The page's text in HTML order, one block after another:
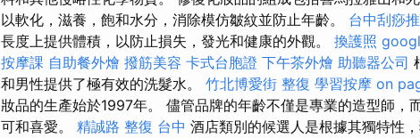
以軟化，滋養，飽和水分，消除模仿皺紋並防止年齡。 台中刮痧
長度上提供體積，以防止損失，發光和健康的外觀。 換護照
按摩課 自助餐外燴 撥筋美容 卡式台胞證 下午茶外燴 助聽器公司
和男性提供了極有效的洗髮水。 竹北博愛街 整復 學習按摩 on
妝品的生產始於1997年。 儘管品牌的年齡不僅是專業的造型師，
可和喜愛。 精誠路 整復 台中 酒店類別的候選人是根據其獨特性